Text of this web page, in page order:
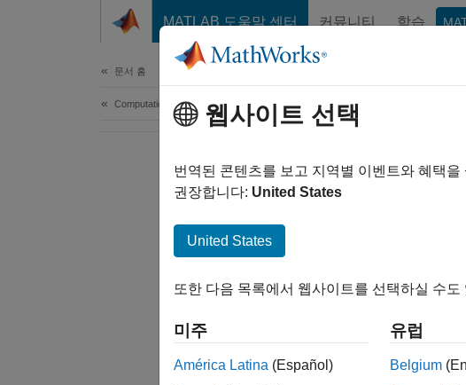
MATLAB 도움말 센터 커뮤니티 학습
문서 홈
Computational Finance웹사이트 선택
번역된 콘텐츠를 보고 지역별 이벤트와 혜택
권장합니다: United States
United States
또한 다음 목록에서 웹사이트를 선택하실 수도
미주
América Latina (Español)
유럽
Belgium